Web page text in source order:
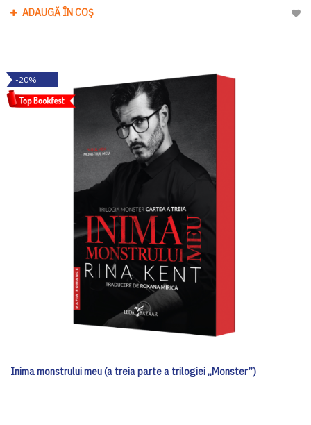
ADAUGĂ ÎN COȘ
-20%
Inima monstrului meu (a treia parte a trilogiei „Monster”)